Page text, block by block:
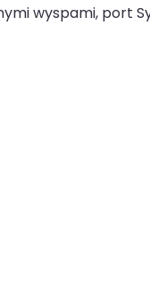
wyspami, port